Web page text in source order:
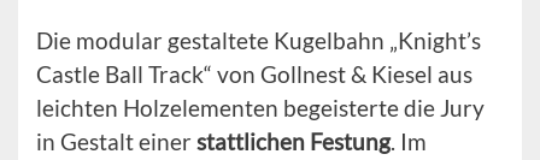
Die modular gestaltete Kugelbahn „Knight’s
Castle Ball Track“ von Gollnest & Kiesel aus
leichten Holzelementen begeisterte die Jury
in Gestalt einerstattlichen Festung. Im